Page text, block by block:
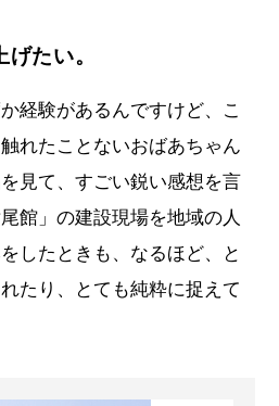
たい。
経験があるんですけど、こ
れたことないおばあちゃん
見て、すごい鋭い感想を言
館」の建設現場を地域の人
したときも、なるほど、と
たり、とても純粋に捉えて